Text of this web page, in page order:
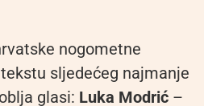
nogometne
sljedećeg najmanje
glasi: Luka Modrić –